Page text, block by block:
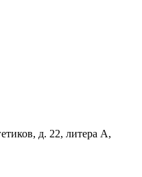
д. 22, литера А,